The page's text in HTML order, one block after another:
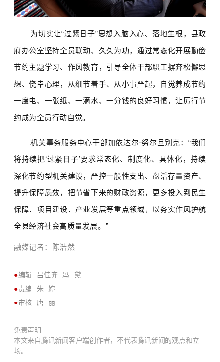
为切实让“过紧日子”思想入脑入心、落地生根， 县政
府办公室坚持全员联动、久久为功，通过常态化开展勤俭
节约主题学习、作风教育，引导全体干部职工摒弃松懈思
想、侥幸心理，从细节着手、从小事严起，自觉养成节约
一度电、一张纸、一滴水、一分钱的良好习惯，让厉行节
约成为全员行动自觉。
机关事务服务中心干部加依达尔·努尔旦别克：“我们
将持续把‘过紧日子’要求常态化、制度化、具体化，持续
深化节约型机关建设，严控一般性支出、盘活存量资产、
提升保障质效，把节省下来的财政资源，更多投入到民生
保障、项目建设、产业发展等重点领域，以务实作风护航
全县经济社会高质量发展。”
融媒记者：陈浩然
●编辑 吕佳齐 冯 黛
●责编
朱 婷
●审核 唐 丽
免责声明
本文来自腾讯新闻客户端创作者，不代表腾讯新闻的观点和立
场。